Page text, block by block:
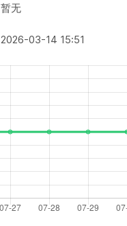
暂无
2026-03-14 15:51